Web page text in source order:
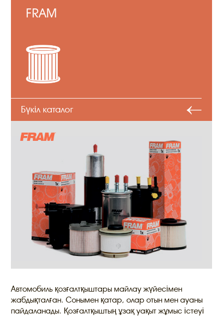
FRAM
Бүкіл каталог
Автомобиль қозғалтқыштары майлау жүйесімен
жабдықталған. Сонымен қатар, олар отын мен ауаны
пайдаланады. Қозғалтқыштың ұзақ уақыт жұмыс істеуі